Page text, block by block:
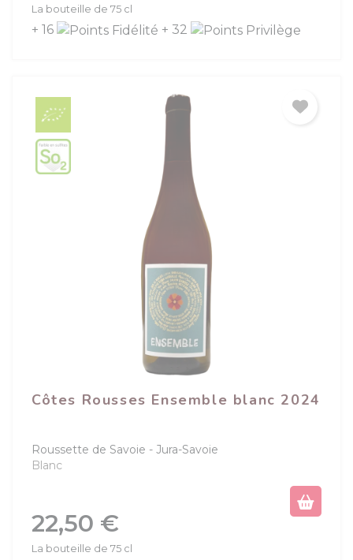
La bouteille de 75 cl
+ 16 + 32
Côtes Rousses Ensemble blanc 2024
Roussette de Savoie
Jura-Savoie
Blanc
Prix
22,50 €
La bouteille de 75 cl